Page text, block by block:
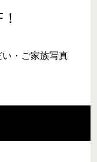
・ご家族写真